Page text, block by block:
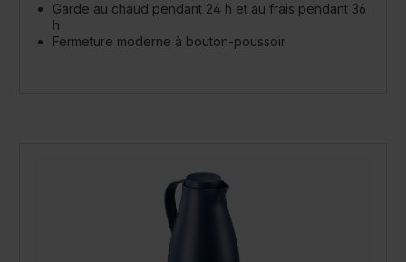
Garde au chaud pendant 24 h et au frais pendant 36
h
Fermeture moderne à bouton-poussoir